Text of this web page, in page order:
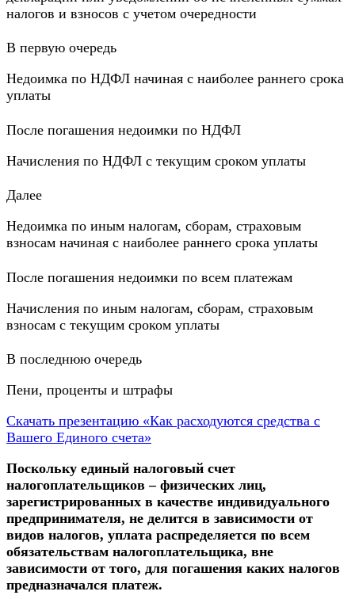
налогов и взносов с учетом очередности
В первую очередь
Недоимка по НДФЛ начиная с наиболее раннего срока
уплаты
После погашения недоимки по НДФЛ
Начисления по НДФЛ с текущим сроком уплаты
Далее
Недоимка по иным налогам, сборам, страховым
взносам начиная с наиболее раннего срока уплаты
После погашения недоимки по всем платежам
Начисления по иным налогам, сборам, страховым
взносам с текущим сроком уплаты
В последнюю очередь
Пени, проценты и штрафы
Скачать презентацию «Как расходуются средства с
Вашего Единого счета»
Поскольку единый налоговый счет
налогоплательщиков – физических лиц,
зарегистрированных в качестве индивидуального
предпринимателя, не делится в зависимости от
видов налогов, уплата распределяется по всем
обязательствам налогоплательщика, вне
зависимости от того, для погашения каких налогов
предназначался платеж.